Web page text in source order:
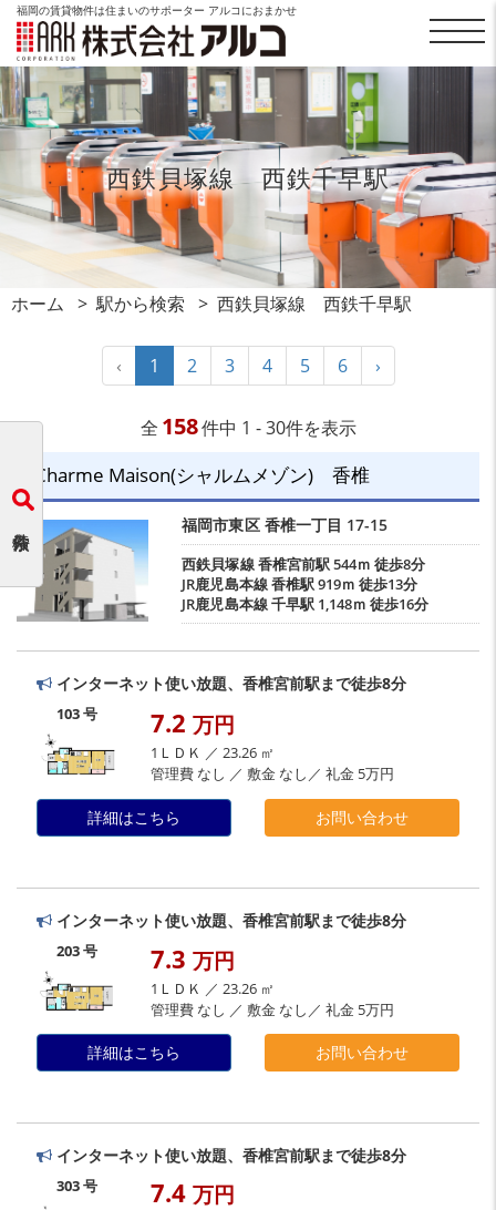
福岡の賃貸物件は住まいのサポーター アルコにおまかせ
西鉄貝塚線 西鉄千早駅
ホーム 駅から検索 西鉄貝塚線 西鉄千早駅
‹ 1 2 3 4 5 6 ›
全 158件中 1 - 30件を表示
Charme Maison(シャルムメゾン) 香椎
福岡市東区 香椎一丁目 17-15
西鉄貝塚線香椎宮前駅544ｍ 徒歩8分
JR鹿児島本線香椎駅919ｍ 徒歩13分
JR鹿児島本線千早駅1,148ｍ 徒歩16分
インターネット使い放題、香椎宮前駅まで徒歩8分
103 号 7.2 万円
1ＬＤＫ ／ 23.26 ㎡
管理費 なし ／ 敷金 なし／ 礼金 5万円
詳細はこちら お問い合わせ
インターネット使い放題、香椎宮前駅まで徒歩8分
203 号 7.3 万円
1ＬＤＫ ／ 23.26 ㎡
管理費 なし ／ 敷金 なし／ 礼金 5万円
詳細はこちら お問い合わせ
インターネット使い放題、香椎宮前駅まで徒歩8分
303 号 7.4 万円